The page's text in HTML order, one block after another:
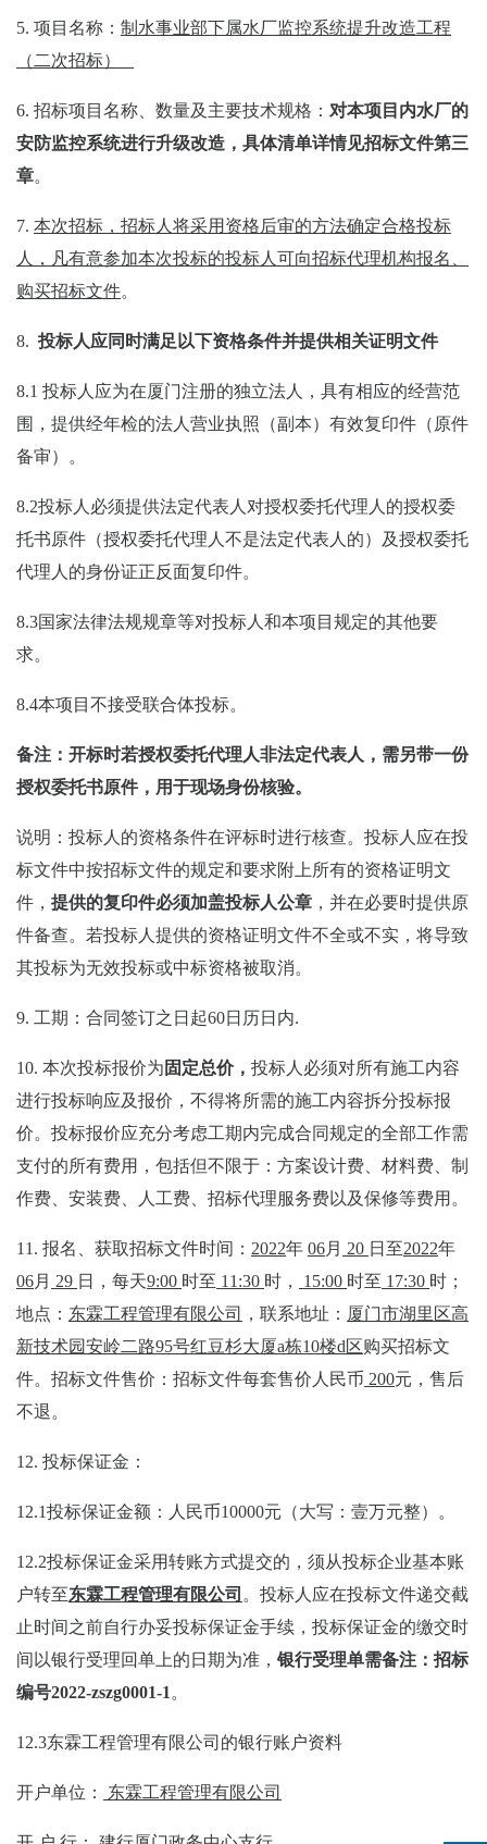
5. 项目名称： 制水事业部下属水厂监控系统提升改造工程
（二次招标）
6. 招标项目名称、数量及主要技术规格： 对本项目内水厂的
安防监控系统进行升级改造，具体清单详情见招标文件第三
章。
7. 本次招标，招标人将采用资格后审的方法确定合格投标
人，凡有意参加本次投标的投标人可向招标代理机构报名、
购买招标文件。
8. 投标人应同时满足以下资格条件并提供相关证明文件
8.1 投标人应为在厦门注册的独立法人，具有相应的经营范
围，提供经年检的法人营业执照（副本）有效复印件（原件
备审）。
8.2投标人必须提供法定代表人对授权委托代理人的授权委
托书原件（授权委托代理人不是法定代表人的）及授权委托
代理人的身份证正反面复印件。
8.3国家法律法规规章等对投标人和本项目规定的其他要
求。
8.4本项目不接受联合体投标。
备注：开标时若授权委托代理人非法定代表人，需另带一份
授权委托书原件，用于现场身份核验。
说明： 投标人的资格条件在评标时进行核查。投标人应在投
标文件中按招标文件的规定和要求附上所有的资格证明文
件， 提供的复印件必须加盖投标人公章 ，并在必要时提供原
件备查。若投标人提供的资格证明文件不全或不实，将导致
其投标为无效投标或中标资格被取消。
9. 工期： 合同签订之日起60日历日内.
10. 本次投标报价为 固定总价， 投标人必须对所有施工内容
进行投标响应及报价，不得将所需的施工内容拆分投标报
价。 投标报价应充分考虑工期内完成合同规定的全部工作需
支付的所有费用，包括但不限于： 方案设计费、 材料费、制
作费、安装费、人工费、招标代理服务费以及保修等费用。
11. 报名、获取招标文件时间： 2022年 06月 20 日至2022年
06月 29 日，每天9:00 时至 1 1 :30 时， 1 5:00 时至 17:30 时；
地点： 东霖工程管理有限公司 ， 联系地址： 厦门市湖里区高
新技术园安岭二路95号红豆杉大厦a栋10楼d区购买招标文
件。招标文件售价：招标文件每套售价人民币 200元，售后
不退 。
12. 投标保证金：
12.1投标保证金额：人民币10000元（大写： 壹万元整）。
12.2投标保证金采用转账方式提交的，须从投标企业基本账
户转至东霖工程管理有限公司 。投标人应在投标文件递交截
止时间之前自行办妥投标保证金手续，投标保证金的缴交时
间以银行受理回单上的日期为准， 银行受理单需备注：招标
编号2022-zszg0001-1 。
12.3东霖工程管理有限公司 的银行账户资料
开户单位： 东霖工程管理有限公司